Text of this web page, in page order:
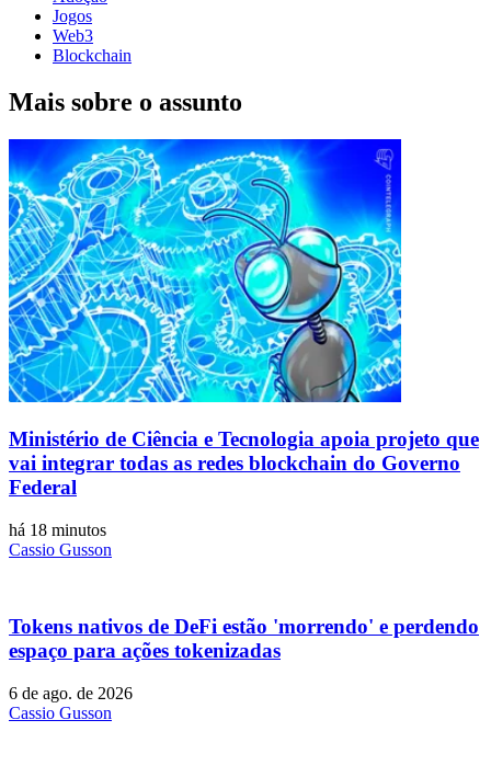
Jogos
Web3
Blockchain
Mais sobre o assunto
Ministério de Ciência e Tecnologia apoia projeto que
vai integrar todas as redes blockchain do Governo
Federal
há 18 minutos
Cassio Gusson
Tokens nativos de DeFi estão 'morrendo' e perdendo
espaço para ações tokenizadas
6 de ago. de 2026
Cassio Gusson